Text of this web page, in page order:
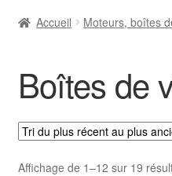
Livraison
Livraison internationale
Mon compte
Accueil Moteurs, boîtes
Boîtes de
Affichage de 1–12 sur 19